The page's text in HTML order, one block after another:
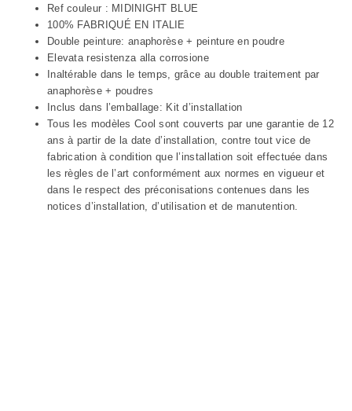
Ref couleur : MIDINIGHT BLUE
100% FABRIQUÉ EN ITALIE
Double peinture: anaphorèse + peinture en poudre
Elevata resistenza alla corrosione
Inaltérable dans le temps, grâce au double traitement par
anaphorèse + poudres
Inclus dans l’emballage: Kit d’installation
Tous les modèles Cool sont couverts par une garantie de 12
ans à partir de la date d’installation, contre tout vice de
fabrication à condition que l’installation soit effectuée dans
les règles de l’art conformément aux normes en vigueur et
dans le respect des préconisations contenues dans les
notices d’installation, d’utilisation et de manutention.